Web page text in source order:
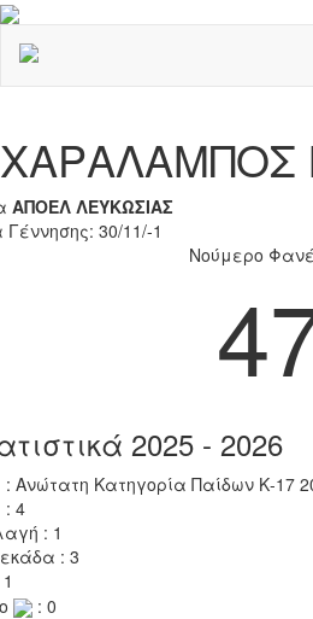
ΧΑΡΑΛΑΜΠΟΣ
ΑΠΟΕΛ ΛΕΥΚΩΣΙΑΣ
30/11/-1
Νούμερο
2025 - 2026
: Ανώτατη Κατηγορία Παίδων Κ-17
: 4
: 1
: 3
: 0